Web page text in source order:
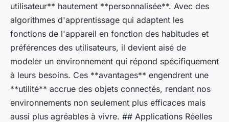
utilisateur** hautement **personnalisée**. Avec des
algorithmes d'apprentissage qui adaptent les
fonctions de l'appareil en fonction des habitudes et
préférences des utilisateurs, il devient aisé de
modeler un environnement qui répond spécifiquement
à leurs besoins. Ces **avantages** engendrent une
**utilité** accrue des objets connectés, rendant nos
environnements non seulement plus efficaces mais
aussi plus agréables à vivre. ## Applications Réelles